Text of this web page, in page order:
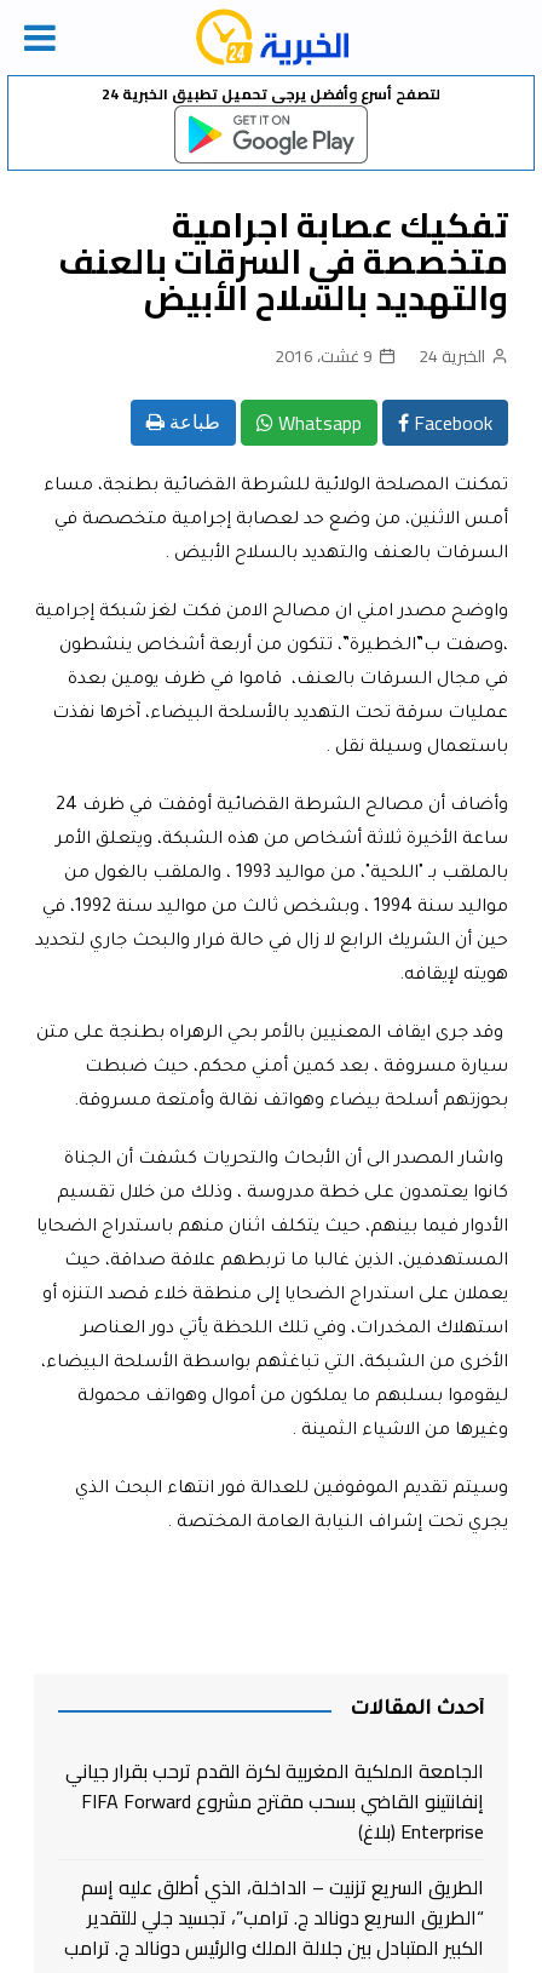
Skip
لتصفح أسرع وأفضل يرجى تحميل تطبيق الخبرية 24
تفكيك عصابة اجرامية
متخصصة في السرقات بالعنف
والتهديد بالسلاح الأبيض
الخبرية 24 9 غشت، 2016
Facebook
Whatsapp طباعة
تمكنت المصلحة الولائية للشرطة القضائية بطنجة، مساء
أمس الاثنين، من وضع حد لعصابة إجرامية متخصصة في
السرقات بالعنف والتهديد بالسلاح الأبيض .
واوضح مصدر امني ان مصالح الامن فكت لغز شبكة إجرامية
،وصفت ب”الخطيرة”، تتكون من أربعة أشخاص ينشطون
في مجال السرقات بالعنف، قاموا في ظرف يومين بعدة
عمليات سرقة تحت التهديد بالأسلحة البيضاء، آخرها نفذت
باستعمال وسيلة نقل .
وأضاف أن مصالح الشرطة القضائية أوقفت في ظرف 24
ساعة الأخيرة ثلاثة أشخاص من هذه الشبكة، ويتعلق الأمر
بالملقب بـ "اللحية"، من مواليد 1993 ، والملقب بالغول من
مواليد سنة 1994 ، وبشخص ثالث من مواليد سنة 1992، في
حين أن الشريك الرابع لا زال في حالة فرار والبحث جاري لتحديد
هويته لإيقافه.
وقد جرى ايقاف المعنيين بالأمر بحي الرهراه بطنجة على متن
سيارة مسروقة ، بعد كمين أمني محكم، حيث ضبطت
بحوزتهم أسلحة بيضاء وهواتف نقالة وأمتعة مسروقة.
واشار المصدر الى أن الأبحاث والتحريات كشفت أن الجناة
كانوا يعتمدون على خطة مدروسة ، وذلك من خلال تقسيم
الأدوار فيما بينهم، حيث يتكلف اثنان منهم باستدراج الضحايا
المستهدفين، الذين غالبا ما تربطهم علاقة صداقة، حيث
يعملان على استدراج الضحايا إلى منطقة خلاء قصد التنزه أو
استهلاك المخدرات، وفي تلك اللحظة يأتي دور العناصر
الأخرى من الشبكة، التي تباغثهم بواسطة الأسلحة البيضاء،
ليقوموا بسلبهم ما يملكون من أموال وهواتف محمولة
وغيرها من الاشياء الثمينة .
وسيتم تقديم الموقوفين للعدالة فور انتهاء البحث الذي
يجري تحت إشراف النيابة العامة المختصة .
أحدث المقالات
الجامعة الملكية المغربية لكرة القدم ترحب بقرار جياني
إنفانتينو القاضي بسحب مقترح مشروع FIFA Forward
Enterprise (بلاغ)
الطريق السريع تزنيت – الداخلة، الذي أطلق عليه إسم
“الطريق السريع دونالد ج. ترامب”، تجسيد جلي للتقدير
الكبير المتبادل بين جلالة الملك والرئيس دونالد ج. ترامب